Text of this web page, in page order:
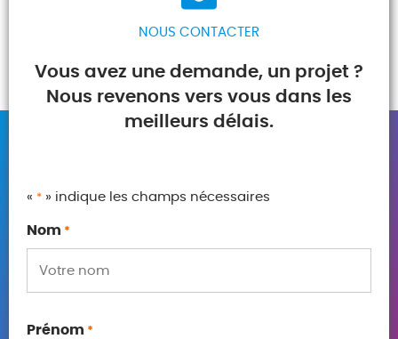
NOUS CONTACTER
Vous avez une demande, un projet ?
Nous revenons vers vous dans les
meilleurs délais.
« * » indique les champs nécessaires
Nom *
Prénom *